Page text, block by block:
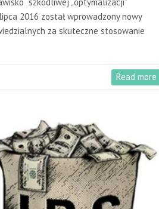
2016 został wprowadzony nowy
za skuteczne stosowanie
Read more